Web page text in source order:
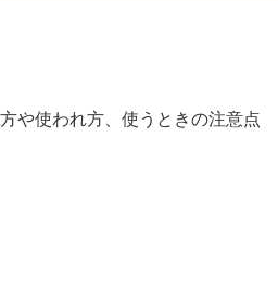
や使われ方、使うときの注意点